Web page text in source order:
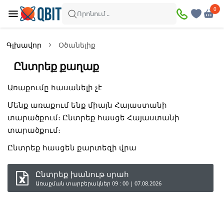
Որոնում ..
0
Գլխավոր Օծանելիք
Ընտրեք քաղաք
Առաքումը հասանելի չէ
Մենք առաքում ենք միայն Հայաստանի
տարածքում։ Ընտրեք հասցե Հայաստանի
տարածքում։
Ընտրեք հասցեն քարտեզի վրա
Ընտրեք խանութ սրահ
Առաքման տարբերակներ 09 : 00 | 07.08.2026